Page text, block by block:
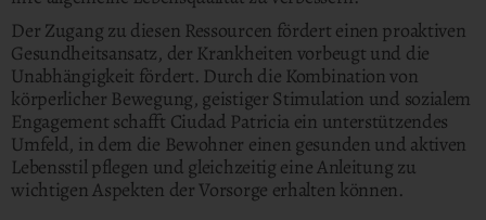
Der Zugang zu diesen Ressourcen fördert einen proaktiven
Gesundheitsansatz, der Krankheiten vorbeugt und die
Unabhängigkeit fördert. Durch die Kombination von
körperlicher Bewegung, geistiger Stimulation und sozialem
Engagement schafft Ciudad Patricia ein unterstützendes
Umfeld, in dem die Bewohner einen gesunden und aktiven
Lebensstil pflegen und gleichzeitig eine Anleitung zu
wichtigen Aspekten der Vorsorge erhalten können.